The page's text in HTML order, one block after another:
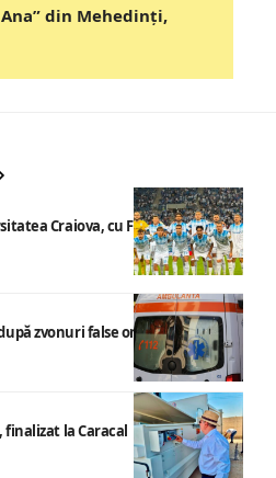
din Mehedinți,
Craiova, cu Filipe Coelho pe
zvonuri false online
la Caracal